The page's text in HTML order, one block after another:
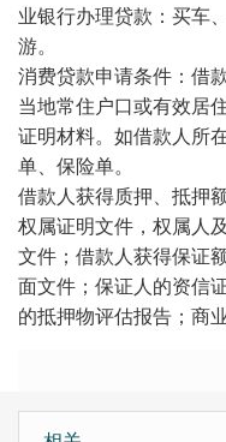
业银行办理贷款：买车
游。
消费贷款申请条件：借
当地常住户口或有效居
证明材料。如借款人所
单、保险单。
借款人获得质押、抵押
权属证明文件，权属人
文件；借款人获得保证
面文件；保证人的资信
的抵押物评估报告；商